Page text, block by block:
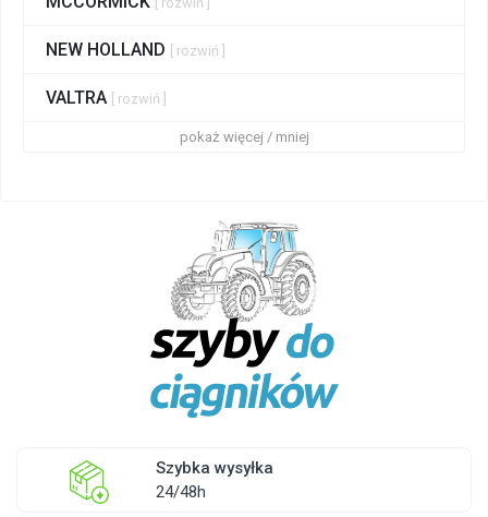
NEW HOLLAND [ rozwiń ]
VALTRA [ rozwiń ]
pokaż więcej / mniej
Szybka wysyłka
24/48h